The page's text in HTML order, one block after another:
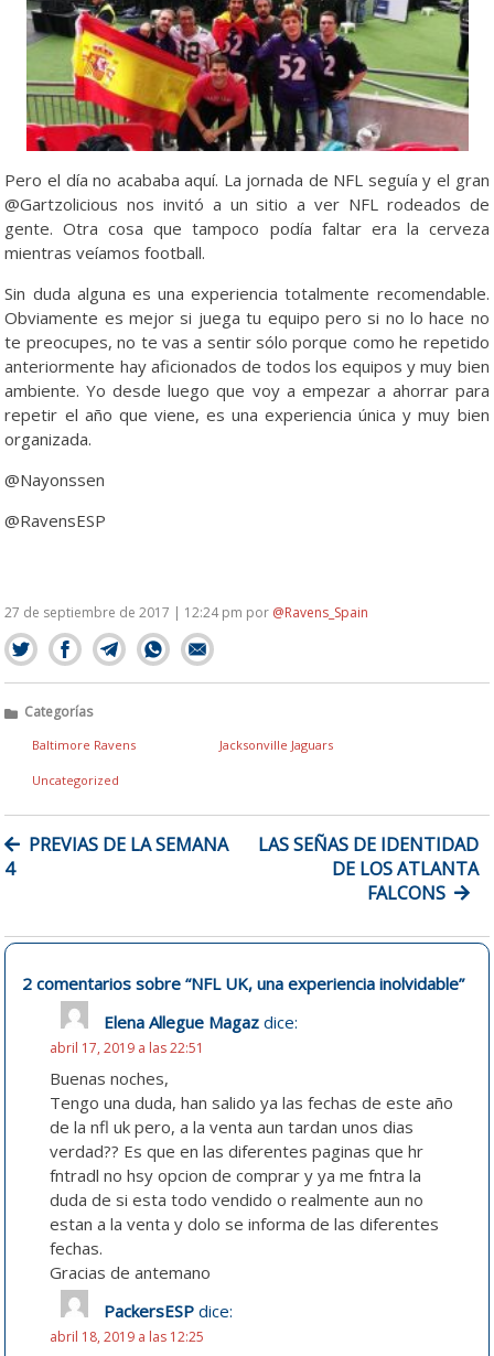
Pero el día no acababa aquí. La jornada de NFL seguía y el gran
@Gartzolicious nos invitó a un sitio a ver NFL rodeados de
gente. Otra cosa que tampoco podía faltar era la cerveza
mientras veíamos football.
Sin duda alguna es una experiencia totalmente recomendable.
Obviamente es mejor si juega tu equipo pero si no lo hace no
te preocupes, no te vas a sentir sólo porque como he repetido
anteriormente hay aficionados de todos los equipos y muy bien
ambiente. Yo desde luego que voy a empezar a ahorrar para
repetir el año que viene, es una experiencia única y muy bien
organizada.
@Nayonssen
@RavensESP
27 de septiembre de 2017 | 12:24 pm por @Ravens_Spain
Categorías
Baltimore Ravens Jacksonville Jaguars
Uncategorized
NAVEGACIÓN
DE
ENTRADAS
PREVIAS DE LA SEMANA
4
LAS SEÑAS DE IDENTIDAD
DE LOS ATLANTA
FALCONS
2 comentarios sobre “NFL UK, una experiencia inolvidable”
Elena Allegue Magaz dice:
abril 17, 2019 a las 22:51
Buenas noches,
Tengo una duda, han salido ya las fechas de este año
de la nfl uk pero, a la venta aun tardan unos dias
verdad?? Es que en las diferentes paginas que hr
fntradl no hsy opcion de comprar y ya me fntra la
duda de si esta todo vendido o realmente aun no
estan a la venta y dolo se informa de las diferentes
fechas.
Gracias de antemano
PackersESP dice:
abril 18, 2019 a las 12:25